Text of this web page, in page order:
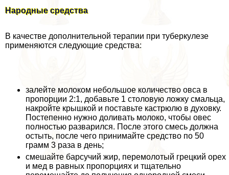
Народные средства
В качестве дополнительной терапии при туберкулезе
применяются следующие средства:
залейте молоком небольшое количество овса в
пропорции 2:1, добавьте 1 столовую ложку смальца,
накройте крышкой и поставьте кастрюлю в духовку.
Постепенно нужно доливать молоко, чтобы овес
полностью разварился. После этого смесь должна
остыть, после чего принимайте средство по 50
грамм 3 раза в день;
смешайте барсучий жир, перемолотый грецкий орех
и мед в равных пропорциях и тщательно